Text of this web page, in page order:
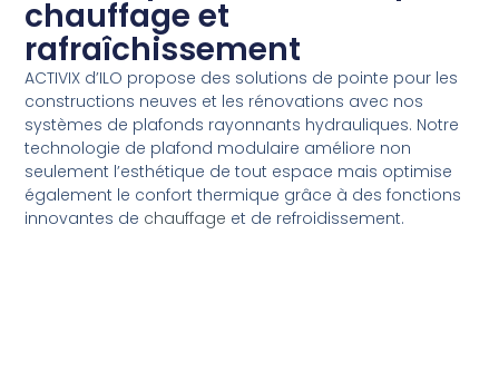
chauffage et
rafraîchissement
ACTIVIX d’ILO propose des solutions de pointe pour les
constructions neuves et les rénovations avec nos
systèmes de plafonds rayonnants hydrauliques. Notre
technologie de plafond modulaire améliore non
seulement l’esthétique de tout espace mais optimise
également le confort thermique grâce à des fonctions
innovantes de chauffage et de refroidissement.